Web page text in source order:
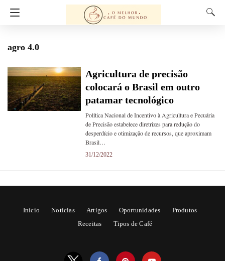
agro 4.0
Agricultura de precisão
colocará o Brasil em outro
patamar tecnológico
Política Nacional de Incentivo à Agricultura e Pecuária
de Precisão estabelece diretrizes para redução do
desperdício e otimização de recursos, que aproximam
Brasil…
31/12/2022
Início Notícias Artigos Oportunidades
Produtos
Receitas
Tipos de Café